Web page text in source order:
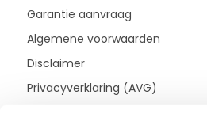
Garantie aanvraag
Algemene voorwaarden
Disclaimer
Privacyverklaring (AVG)